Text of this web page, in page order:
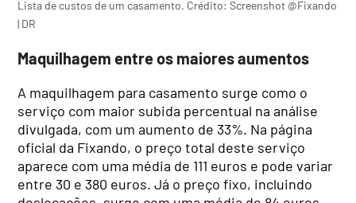
Lista de custos de um casamento. Crédito: Screenshot @Fixando
| DR
Maquilhagem entre os maiores aumentos
A maquilhagem para casamento surge como o
serviço com maior subida percentual na análise
divulgada, com um aumento de 33%. Na página
oficial da Fixando, o preço total deste serviço
aparece com uma média de 111 euros e pode variar
entre 30 e 380 euros. Já o preço fixo, incluindo